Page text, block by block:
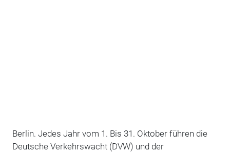
Berlin. Jedes Jahr vom 1. Bis 31. Oktober führen die
Deutsche Verkehrswacht (DVW) und der